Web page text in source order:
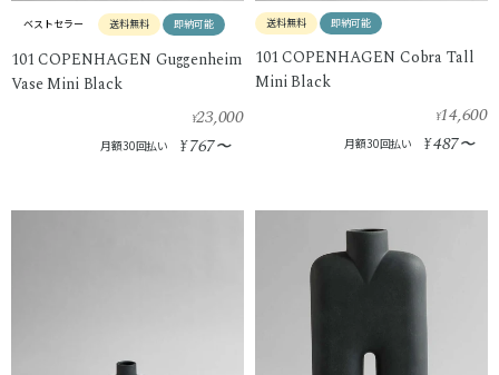
ベストセラー 送料無料 即納可能
101 COPENHAGEN Guggenheim
Vase Mini Black
¥23,000
月額30回払い ¥767〜
送料無料 即納可能
101 COPENHAGEN Cobra Tall
Mini Black
¥14,600
月額30回払い ¥487〜